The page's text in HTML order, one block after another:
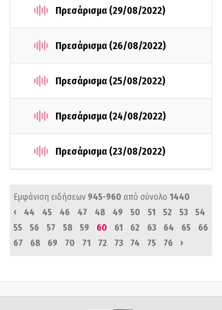
Πρεσάρισμα (29/08/2022)
Πρεσάρισμα (26/08/2022)
Πρεσάρισμα (25/08/2022)
Πρεσάρισμα (24/08/2022)
Πρεσάρισμα (23/08/2022)
Εμφάνιση ειδήσεων 945-960 από σύνολο 1440
‹
44 45 46 47 48 49 50 51 52 53
54
55
56 57 58 59 60 61 62 63 64 65
66
67
68 69 70 71 72 73 74 75 76 ›